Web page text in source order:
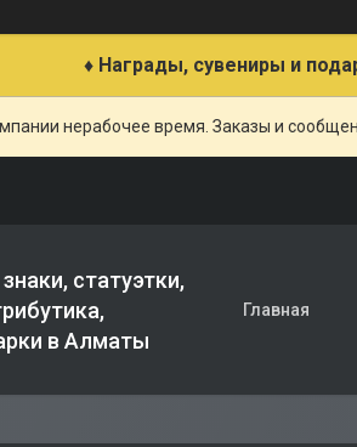
♦ Награды, сувениры и
нерабочее время. Заказы и
статуэтки,
в Алматы
Главная